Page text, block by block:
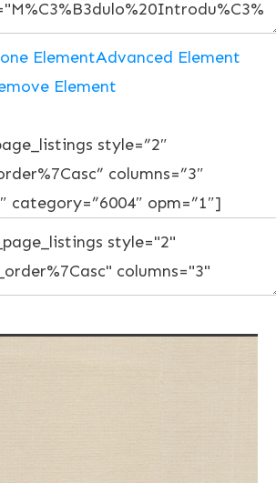
ElementAdvanced Element
Element
style=”2″
columns=”3″
category=”6004″ opm=”1″]